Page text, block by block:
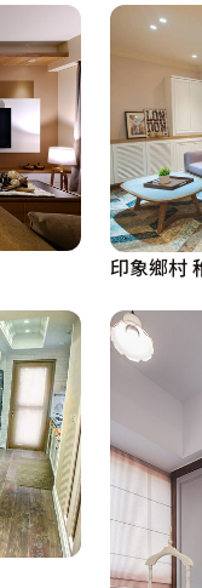
印象鄉村